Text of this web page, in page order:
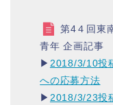
第4４回東
青年 企画記事
▶︎ 2018/3/10投
への応募方法
▶︎ 2018/3/23投